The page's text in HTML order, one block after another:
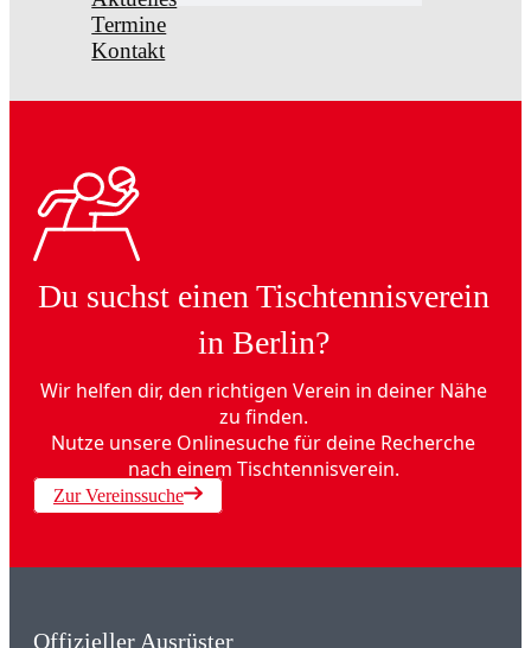
Termine
Kontakt
Du suchst einen Tischtennisverein
in Berlin?
Wir helfen dir, den richtigen Verein in deiner Nähe
zu finden.
Nutze unsere Onlinesuche für deine Recherche
nach einem Tischtennisverein.
Zur Vereinssuche
Offizieller Ausrüster